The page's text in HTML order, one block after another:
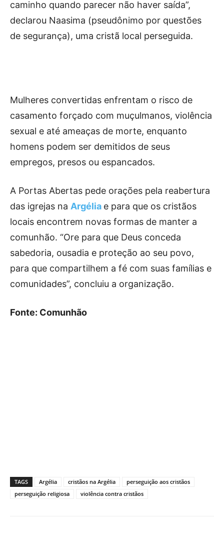
caminho quando parecer não haver saída”,
declarou Naasima (pseudônimo por questões
de segurança), uma cristã local perseguida.
Mulheres convertidas enfrentam o risco de
casamento forçado com muçulmanos, violência
sexual e até ameaças de morte, enquanto
homens podem ser demitidos de seus
empregos, presos ou espancados.
A Portas Abertas pede orações pela reabertura
das igrejas na Argélia e para que os cristãos
locais encontrem novas formas de manter a
comunhão. “Ore para que Deus conceda
sabedoria, ousadia e proteção ao seu povo,
para que compartilhem a fé com suas famílias e
comunidades”, concluiu a organização.
Fonte: Comunhão
TAGS Argélia cristãos na Argélia
perseguição aos cristãos
perseguição religiosa
violência contra cristãos